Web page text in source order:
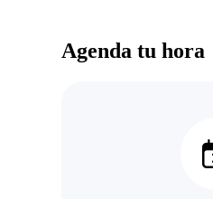
Agenda tu hora